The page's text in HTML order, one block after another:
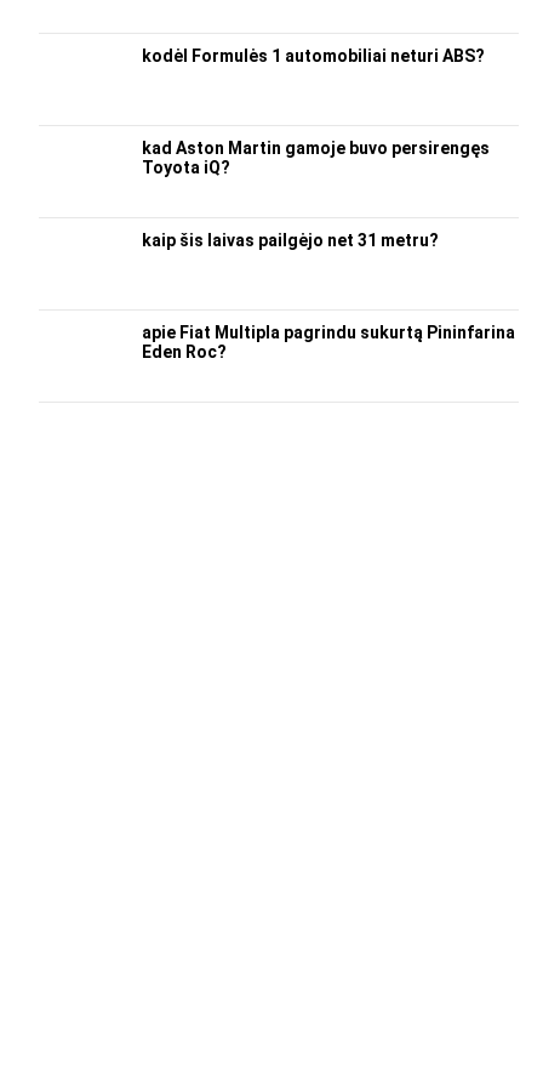
kodėl Formulės 1 automobiliai neturi ABS?
kad Aston Martin gamoje buvo persirengęs
Toyota iQ?
kaip šis laivas pailgėjo net 31 metru?
apie Fiat Multipla pagrindu sukurtą Pininfarina
Eden Roc?